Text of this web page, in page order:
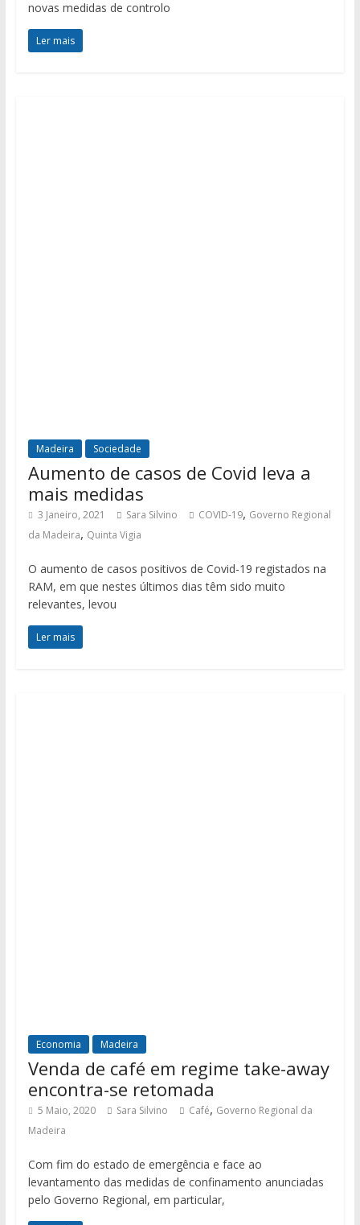
novas medidas de controlo
Ler mais
Madeira Sociedade
Aumento de casos de Covid leva a
mais medidas
3 Janeiro, 2021 Sara Silvino COVID-19, Governo Regional
da Madeira, Quinta Vigia
O aumento de casos positivos de Covid-19 registados na
RAM, em que nestes últimos dias têm sido muito
relevantes, levou
Ler mais
Economia Madeira
Venda de café em regime take-away
encontra-se retomada
5 Maio, 2020 Sara Silvino Café, Governo Regional da
Madeira
Com fim do estado de emergência e face ao
levantamento das medidas de confinamento anunciadas
pelo Governo Regional, em particular,